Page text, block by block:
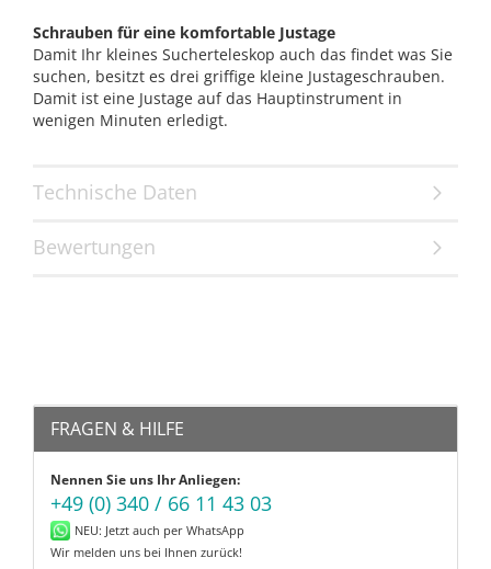
Schrauben für eine komfortable Justage
Damit Ihr kleines Sucherteleskop auch das findet was Sie
suchen, besitzt es drei griffige kleine Justageschrauben.
Damit ist eine Justage auf das Hauptinstrument in
wenigen Minuten erledigt.
Technische Daten
Bewertungen
FRAGEN & HILFE
Nennen Sie uns Ihr Anliegen:
+49 (0) 340 / 66 11 43 03
NEU: Jetzt auch per WhatsApp
Wir melden uns bei Ihnen zurück!